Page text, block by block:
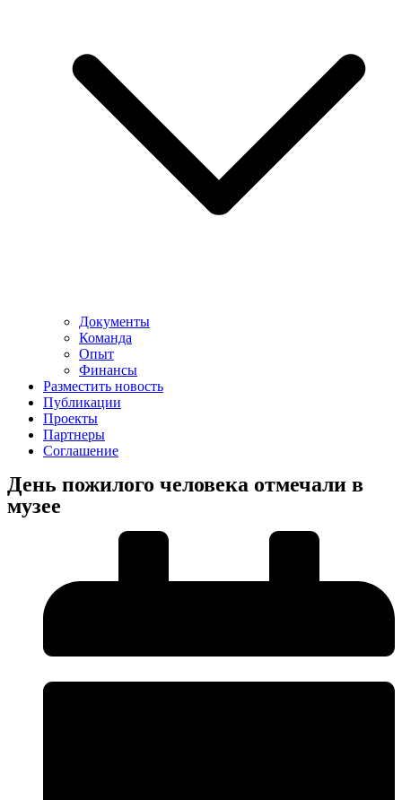
Документы
Команда
Опыт
Финансы
Разместить новость
Публикации
Проекты
Партнеры
Соглашение
День пожилого человека отмечали в
музее